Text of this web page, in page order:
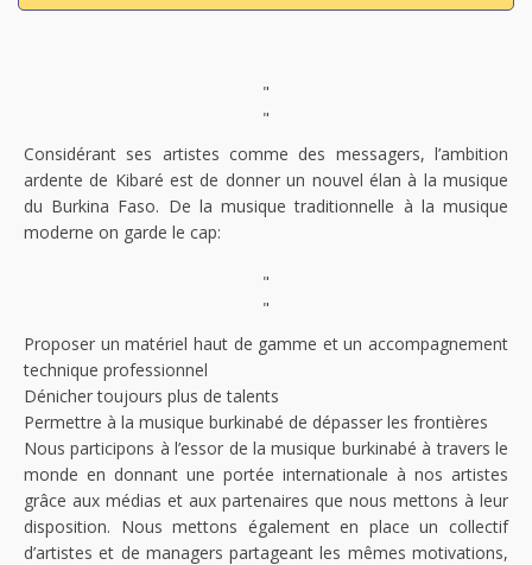
"
"
Considérant ses artistes comme des messagers, l’ambition
ardente de Kibaré est de donner un nouvel élan à la musique
du Burkina Faso. De la musique traditionnelle à la musique
moderne on garde le cap:
"
"
Proposer un matériel haut de gamme et un accompagnement
technique professionnel
Dénicher toujours plus de talents
Permettre à la musique burkinabé de dépasser les frontières
Nous participons à l’essor de la musique burkinabé à travers le
monde en donnant une portée internationale à nos artistes
grâce aux médias et aux partenaires que nous mettons à leur
disposition. Nous mettons également en place un collectif
d’artistes et de managers partageant les mêmes motivations,